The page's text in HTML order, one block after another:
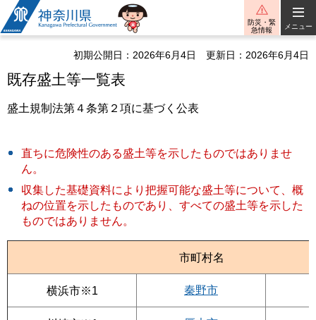
神奈川県
防災・緊
急情報
メニュー
初期公開日：2026年6月4日 更新日：2026年6月4日
既存盛土等一覧表
盛土規制法第４条第２項に基づく公表
直ちに危険性のある盛土等を示したものではありませ
ん。
収集した基礎資料により把握可能な盛土等について、概
ねの位置を示したものであり、すべての盛土等を示した
ものではありません。
市町村名
横浜市※1 秦野市